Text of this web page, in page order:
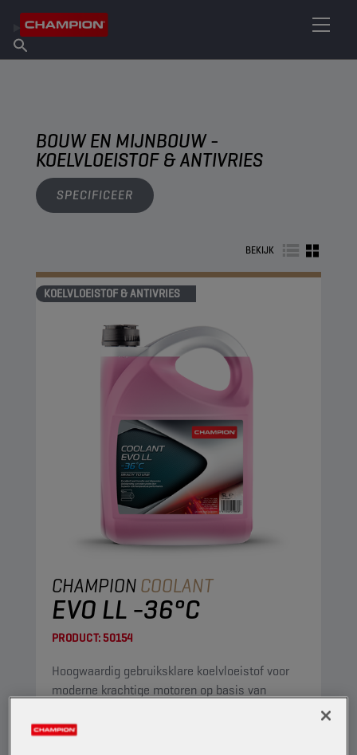
Over Champion
Vind een verkooppunt
BOUW EN MIJNBOUW -
KOELVLOEISTOF & ANTIVRIES
SPECIFICEER
BEKIJK
KOELVLOEISTOF & ANTIVRIES
CHAMPIONCOOLANT
EVO LL -36°C
PRODUCT:50154
Hoogwaardig gebruiksklare koelvloeistof voor
moderne krachtige motoren op basis van
corrosiebeschermingstechnologie. Deze G12